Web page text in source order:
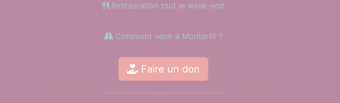
Restauration tout le week-end
Comment venir à Monterfil ?
Faire un don